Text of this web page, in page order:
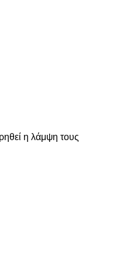
η λάμψη τους